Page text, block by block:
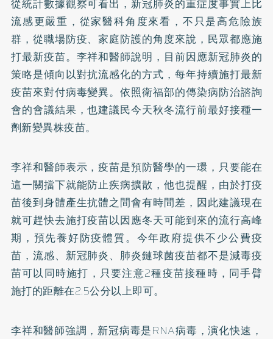
從統計數據觀察可看出，新冠肺炎的重症度事實上比
流感更嚴重，從家醫科角度來看，不只是高危險族
群，從職場防疫、家庭防護的角度來說，民眾都應施
打最新疫苗。李祥和醫師說明，目前因應新冠肺炎的
策略是傾向以對抗流感化的方式，每年持續施打最新
疫苗來對付病毒變異。依照衛福部的傳染病防治諮詢
會的會議結果，也建議民今天秋冬流行前最好接種一
劑新變異株疫苗。
李祥和醫師表示，疫苗是預防醫學的一環，只要能在
這一關擋下就能防止疾病擴散，他也提醒，由於打疫
苗後到身體產生抗體之間會有時間差，因此建議現在
就可趕快去施打疫苗以因應冬天可能到來的流行高峰
期，預先養好防疫體質。今年政府提供不少公費疫
苗，流感、新冠肺炎、肺炎鏈球菌疫苗都不是減毒疫
苗可以同時施打，只要注意2種疫苗接種時，同手臂
施打的距離在2.5公分以上即可。
李祥和醫師強調，新冠病毒是RNA病毒，演化快速，